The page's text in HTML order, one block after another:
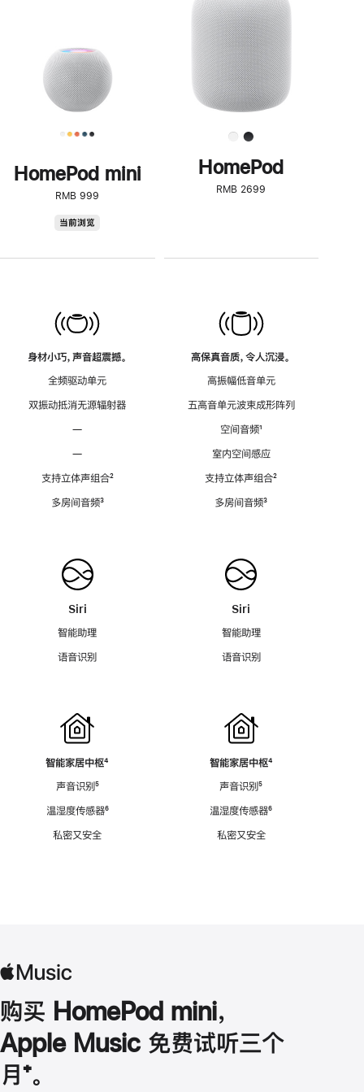
HomePod mini
RMB 999
当前浏览
身材小巧，声音超震撼。
全频驱动单元
双振动抵消无源辐射器
—
—
支持立体声组合脚
²
多房间音频脚
³
Siri
智能助理
语音识别
智能家居中枢脚
⁴
声音识别脚
⁵
温湿度传感器脚
⁶
私密又安全
了
解
HomePod<
HomePod
RMB 2699
高保真音质，令人沉浸。
高振幅低音单元
五高音单元波束成形阵列
空间音频脚
¹
室内空间感应
支持立体声组合脚
²
多房间音频脚
³
Siri
智能助理
语音识别
智能家居中枢脚
⁴
声音识别脚
⁵
温湿度传感器脚
⁶
私密又安全
购买 HomePod mini，
Apple Music 免费试听三个
月 脚
⁺。